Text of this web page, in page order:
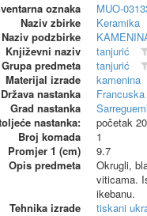
oznaka
MUO-
Naziv zbirke
Keramika
Naziv podzbirke
Književni naziv
tanjurić
Grupa predmeta
tanjurić
Materijal izrade
kamenina
Država nastanka
Francuska
Grad nastanka
nastanka:
početak 20
Broj komada
1
Promjer 1 (cm)
9.7
Opis predmeta
Okrugli,
viticama.
ikebanu.
Tehnika izrade
tiskani